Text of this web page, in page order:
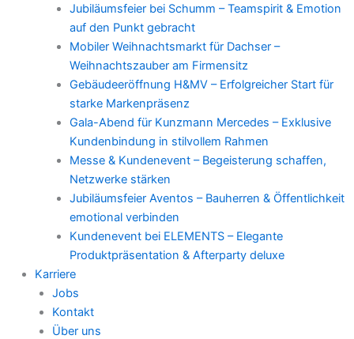
Jubiläumsfeier bei Schumm – Teamspirit & Emotion
auf den Punkt gebracht
Mobiler Weihnachtsmarkt für Dachser –
Weihnachtszauber am Firmensitz
Gebäudeeröffnung H&MV – Erfolgreicher Start für
starke Markenpräsenz
Gala-Abend für Kunzmann Mercedes – Exklusive
Kundenbindung in stilvollem Rahmen
Messe & Kundenevent – Begeisterung schaffen,
Netzwerke stärken
Jubiläumsfeier Aventos – Bauherren & Öffentlichkeit
emotional verbinden
Kundenevent bei ELEMENTS – Elegante
Produktpräsentation & Afterparty deluxe
Karriere
Jobs
Kontakt
Über uns